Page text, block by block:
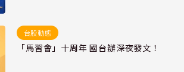
台股動態
「馬習會」十周年 國台辦深夜發文！